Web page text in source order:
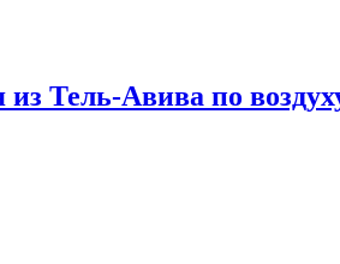
из Тель-Авива по